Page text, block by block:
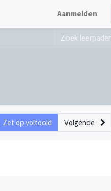
Aanmelden
Zet op voltooid Volgende